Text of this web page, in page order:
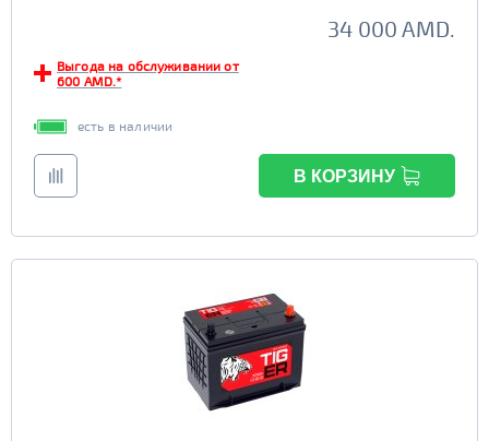
34 000 AMD.
Выгода на обслуживании от
600 AMD.*
есть в наличии
В КОРЗИНУ